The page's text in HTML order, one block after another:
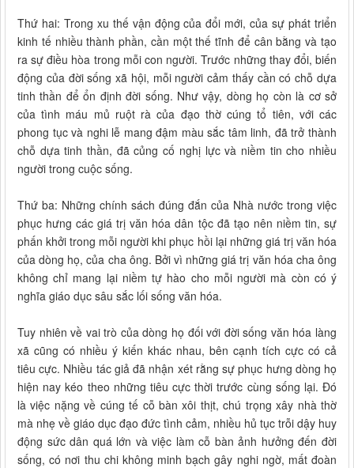
Thứ hai: Trong xu thế vận động của đổi mới, của sự phát triển
kinh tế nhiều thành phần, cần một thế tĩnh để cân bằng và tạo
ra sự điều hòa trong mỗi con người. Trước những thay đổi, biến
động của đời sống xã hội, mỗi người cảm thấy cần có chỗ dựa
tinh thần để ổn định đời sống. Như vậy, dòng họ còn là cơ sở
của tình máu mủ ruột rà của đạo thờ cúng tổ tiên, với các
phong tục và nghi lễ mang đậm màu sắc tâm linh, đã trở thành
chỗ dựa tinh thần, đã củng cố nghị lực và niềm tin cho nhiều
người trong cuộc sống.
Thứ ba: Những chính sách đúng đắn của Nhà nước trong việc
phục hưng các giá trị văn hóa dân tộc đã tạo nên niềm tin, sự
phấn khởi trong mỗi người khi phục hồi lại những giá trị văn hóa
của dòng họ, của cha ông. Bởi vì những giá trị văn hóa cha ông
không chỉ mang lại niềm tự hào cho mỗi người mà còn có ý
nghĩa giáo dục sâu sắc lối sống văn hóa.
Tuy nhiên về vai trò của dòng họ đối với đời sống văn hóa làng
xã cũng có nhiều ý kiến khác nhau, bên cạnh tích cực có cả
tiêu cực. Nhiều tác giả đã nhận xét rằng sự phục hưng dòng họ
hiện nay kéo theo những tiêu cực thời trước cùng sống lại. Đó
là việc nặng về cúng tế cỗ bàn xôi thịt, chú trọng xây nhà thờ
mà nhẹ về giáo dục đạo đức tình cảm, nhiều hủ tục trỗi dậy huy
động sức dân quá lớn và việc làm cỗ bàn ảnh hưởng đến đời
sống, có nơi thu chi không minh bạch gây nghi ngờ, mất đoàn